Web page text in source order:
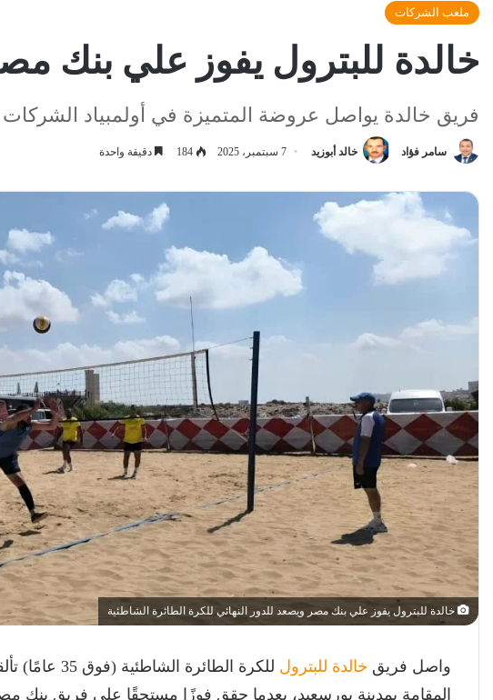
ملعب الشركات
خالدة للبترول يفوز علي بنك
فريق خالدة يواصل عروضة المتميزة في أولمبياد الشركات
سامر فؤاد خالد أبوزيد 7 سبتمبر، 2025 184 دقيقة واحدة
خالدة للبترول يفوز علي بنك مصر ويصعد للدور النهائي للكرة الطائرة الشاطئية
واصل فريق خالدة للبترول